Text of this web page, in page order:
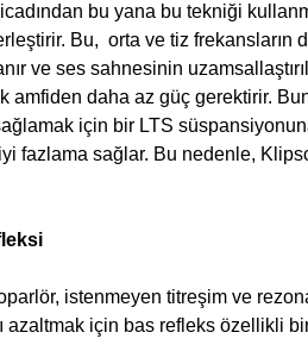
bu yana bu tekniği
Bu, orta ve tiz
ve ses sahnesinin
amfiden daha az güç gerektirir.
için bir LTS
fazlama sağlar. Bu nedenle,
istenmeyen titreşim ve
azaltmak için bas refleks özellikli